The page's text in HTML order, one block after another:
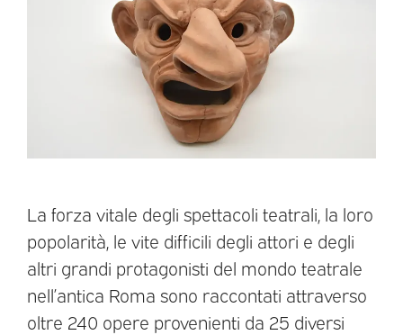
La forza vitale degli spettacoli teatrali, la loro
popolarità, le vite difficili degli attori e degli
altri grandi protagonisti del mondo teatrale
nell’antica Roma sono raccontati attraverso
oltre 240 opere provenienti da 25 diversi